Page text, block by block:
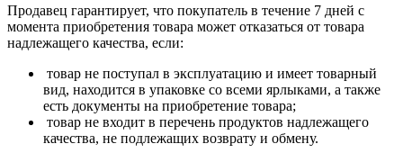
Продавец гарантирует, что покупатель в течение 7 дней с
момента приобретения товара может отказаться от товара
надлежащего качества, если:
товар не поступал в эксплуатацию и имеет товарный
вид, находится в упаковке со всеми ярлыками, а также
есть документы на приобретение товара;
товар не входит в перечень продуктов надлежащего
качества, не подлежащих возврату и обмену.